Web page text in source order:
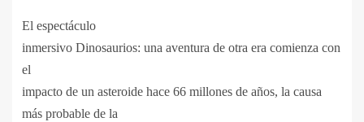
El espectáculo
inmersivo Dinosaurios: una aventura de otra era comienza con
el
impacto de un asteroide hace 66 millones de años, la causa
más probable de la